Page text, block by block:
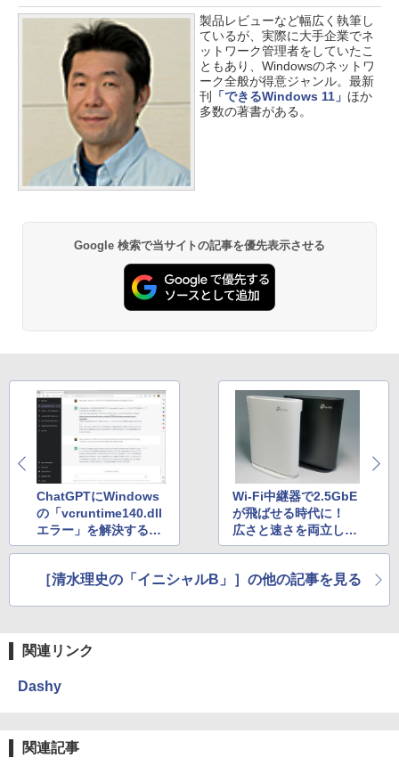
製品レビューなど幅広く執筆し
ているが、実際に大手企業でネ
ットワーク管理者をしていたこ
ともあり、Windowsのネットワ
ーク全般が得意ジャンル。最新
刊
「できるWindows 11」 ほか
多数の著書がある。
Google 検索で当サイトの記事を優先表示させる
ChatGPTにWindows
の「vcruntime140.dll
エラー」を解決する方
法を聞く、そして最終
Wi-Fi中継器で2.5GbE
が飛ばせる時代に！
広さと速さを両立した
常識破りのパワー系中
XD」
［清水理史の「イニシャルB」］の他の記事を見る
関連リンク
Dashy
関連記事